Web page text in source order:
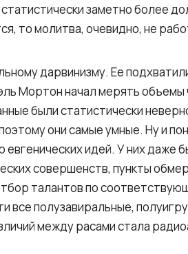
заметно более
то молитва, очевидно, не
дарвинизму. Ее
Мортон начал мерять объемы
были статистически
они самые умные. Ну и
идей. У них даже
совершенств, пункты
талантов по
полузавиральные,
между расами стала